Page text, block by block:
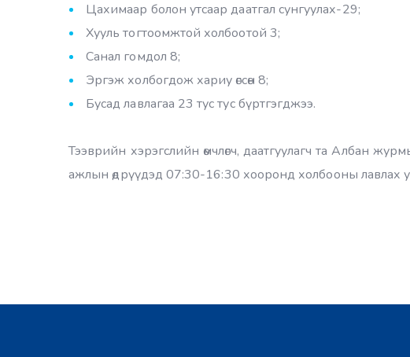
Цахимаар болон утсаар даатгал сунгуулах-29;
Хууль тогтоомжтой холбоотой 3;
Санал гомдол 8;
Эргэж холбогдож хариу өгсөн 8;
Бусад лавлагаа 23 тус тус бүртгэгджээ.
Тээврийн хэрэгслийн өмчлөгч, даатгуулагч та Албан
ажлын өдрүүдэд 07:30-16:30 хооронд холбооны лавлах